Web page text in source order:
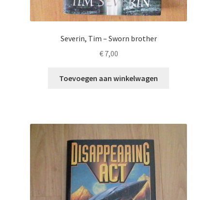
Severin, Tim – Sworn brother
€7,00
Toevoegen aan winkelwagen